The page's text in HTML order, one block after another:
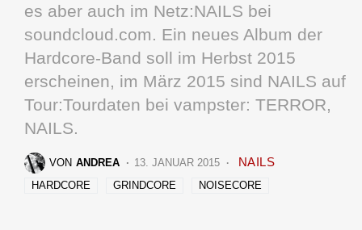
es aber auch im Netz:NAILS bei
soundcloud.com. Ein neues Album der
Hardcore-Band soll im Herbst 2015
erscheinen, im März 2015 sind NAILS auf
Tour:Tourdaten bei vampster: TERROR,
NAILS.
VON ANDREA 13. JANUAR 2015 NAILS
HARDCORE GRINDCORE NOISECORE